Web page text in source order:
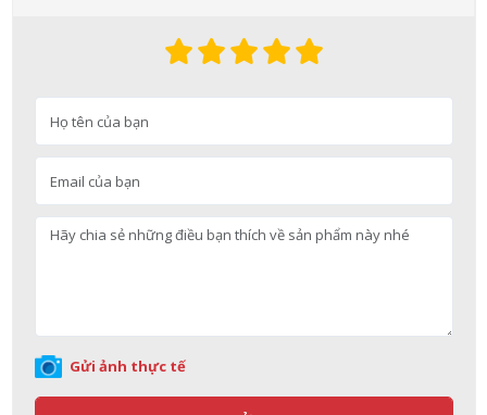
Gửi ảnh thực tế
Võ Thị Thanh Tươi đã mua sản phẩm Men Vi Sinh BioGaia
07/08/2026
Đặng Hòa Khánh Yên đã mua sản phẩm Men Vi Sinh BioGaia
Nhật Bản lọ 5ml cho trẻ Sơ Sinh
07/08/2026
07/08/2026